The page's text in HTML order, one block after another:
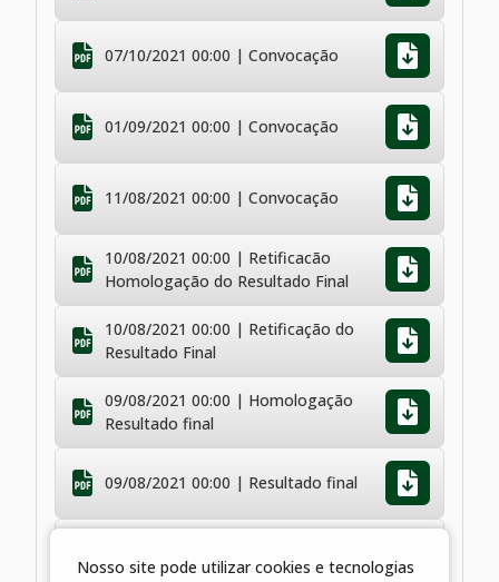
07/10/2021 00:00 | Convocação
01/09/2021 00:00 | Convocação
11/08/2021 00:00 | Convocação
10/08/2021 00:00 | Retificacão
Homologação do Resultado Final
10/08/2021 00:00 | Retificação do
Resultado Final
09/08/2021 00:00 | Homologação
Resultado final
09/08/2021 00:00 | Resultado final
Resultado Preliminar
Nosso site pode utilizar cookies e tecnologias